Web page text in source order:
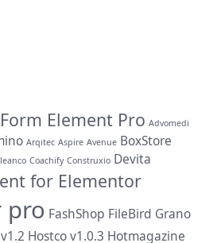
Element Pro Advomedi
Arqitec Aspire Avenue BoxStore
Coachify Construxio Devita
for Elementor
pro FashShop FileBird Grano
Hostco v1.0.3 Hotmagazine